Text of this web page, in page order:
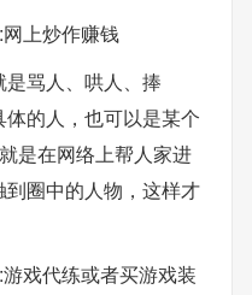
上炒作赚钱
骂人、哄人、捧
的人，也可以是某个
是在网络上帮人家进
圈中的人物，这样才
戏代练或者买游戏装